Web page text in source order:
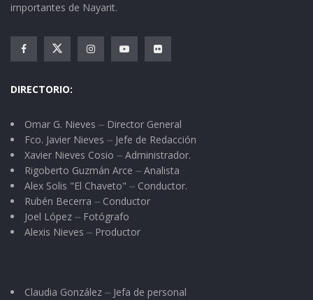
importantes de Nayarit.
DIRECTORIO:
Omar G. Nieves ⏤ Director General
Fco. Javier Nieves ⏤ Jefe de Redacción
Xavier Nieves Cosio ⏤ Administrador.
Rigoberto Guzmán Arce ⏤ Analista
Alex Solis "El Chaveto" ⏤ Conductor.
Rubén Becerra ⏤ Conductor
Joel López ⏤ Fotógrafo
Alexis Nieves ⏤ Productor
Claudia González ⏤ Jefa de personal